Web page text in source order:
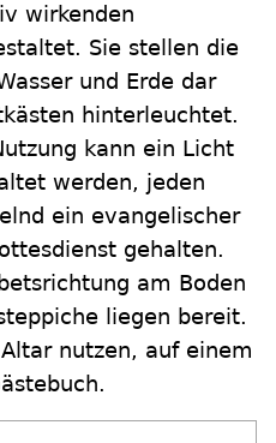
wirkenden
Sie stellen die
und Erde dar
hinterleuchtet.
kann ein Licht
werden, jeden
ein evangelischer
gehalten.
am Boden
liegen bereit.
nutzen, auf einem